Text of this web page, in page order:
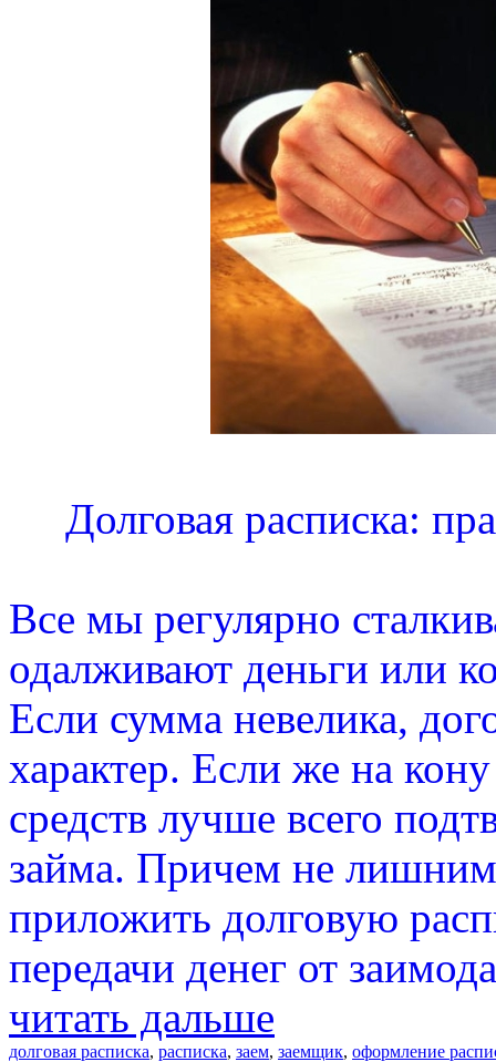
Долговая расписка:
Все мы регулярно
одалживают деньги или
Если сумма невелика,
характер. Если же на
средств лучше всего
займа. Причем не
приложить долговую
передачи денег от
читать дальше
долговая расписка, расписка, заем, заемщик, оформление